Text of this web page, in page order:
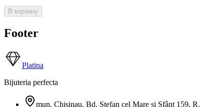
В корзину
Footer
Platina
Bijuteria perfecta
mun. Chisinau, Bd. Ștefan cel Mare și Sfânt 159, R.